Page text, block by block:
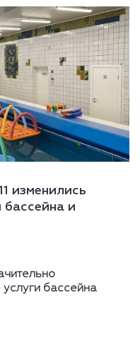
изменились
бассейна и
бассейна